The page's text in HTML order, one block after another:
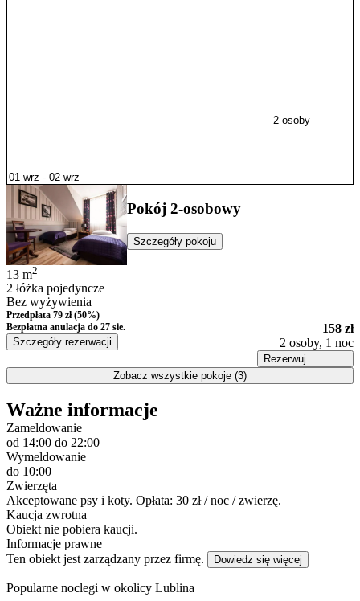
2 osoby
Pokój 2-osobowy
Szczegóły pokoju
13 m2
2 łóżka pojedyncze
Bez wyżywienia
Przedpłata 79 zł (50%)
Bezpłatna anulacja do 27 sie.
Szczegóły rezerwacji
158 zł
2 osoby, 1 noc
Rezerwuj
Zobacz wszystkie pokoje (3)
Ważne informacje
Zameldowanie
od 14:00 do 22:00
Wymeldowanie
do 10:00
Zwierzęta
Akceptowane psy i koty. Opłata: 30 zł / noc / zwierzę.
Kaucja zwrotna
Obiekt nie pobiera kaucji.
Informacje prawne
Ten obiekt jest zarządzany przez firmę.
Dowiedz się więcej
Popularne noclegi w okolicy Lublina